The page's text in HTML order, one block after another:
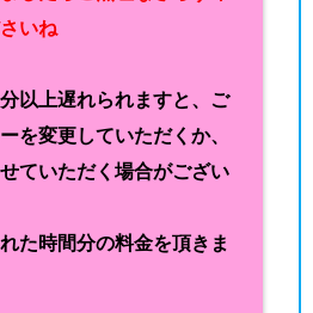
いね
以上遅れられますと、ご
を変更していただくか、
ていただく場合がござい
た時間分の料金を頂きま